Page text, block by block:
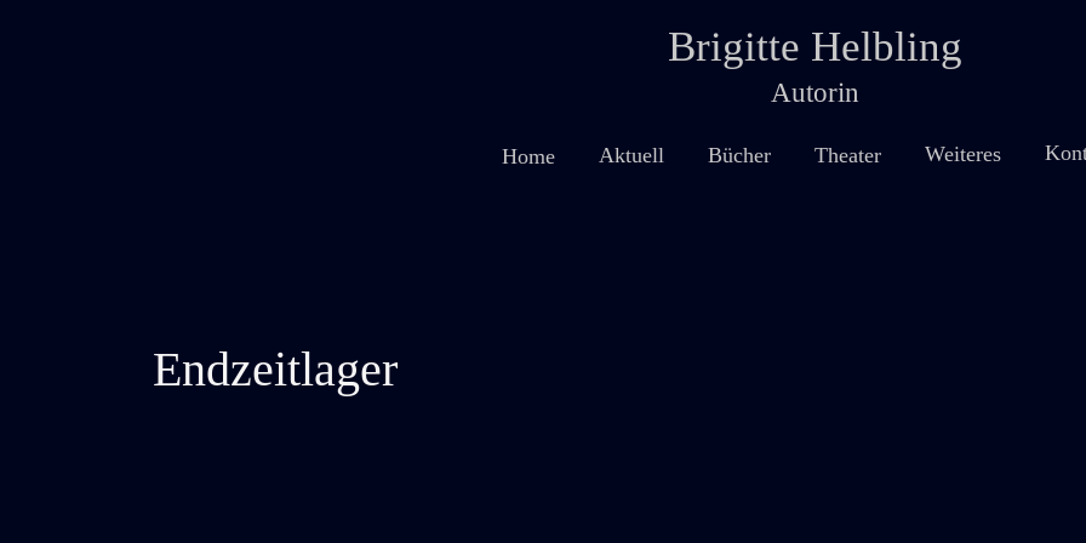
Brigitte Helbling
Autorin
Home Aktuell Bücher Theater Weiteres
Endzeitlager